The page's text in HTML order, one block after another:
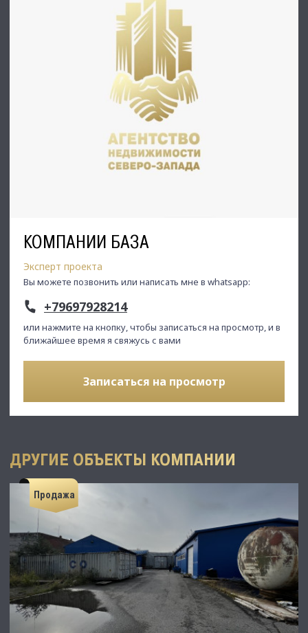
КОМПАНИИ БАЗА
Эксперт проекта
Вы можете позвонить или написать мне в whatsapp:
+79697928214
или нажмите на кнопку, чтобы записаться на просмотр, и в
ближайшее время я свяжусь с вами
Записаться на просмотр
по самым выгодным условиям на рынке коммерческой
⭐ Добавьте объявление в Избранное, чтобы не
С Уважением, Дмитрий.
Недвижимость Северо-Запада.
ДРУГИЕ ОБЪЕКТЫ КОМПАНИИ
Продажа